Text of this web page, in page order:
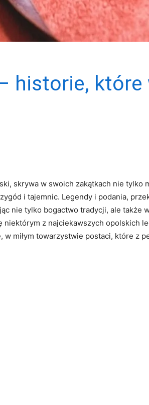
historie,
skrywa w swoich zakątkach nie tylko
i ⁢tajemnic. Legendy i podania,
nie tylko bogactwo‍ tradycji, ale ⁤także
niektórym⁣ z najciekawszych opolskich⁢
miłym towarzystwie postaci, ​które ⁣z